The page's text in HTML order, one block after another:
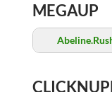
MEGAUP